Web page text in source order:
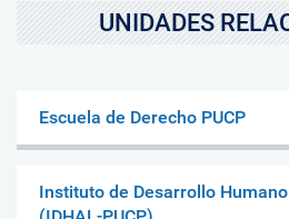
UNIDADES
Escuela de Derecho PUCP
Instituto de Desarrollo